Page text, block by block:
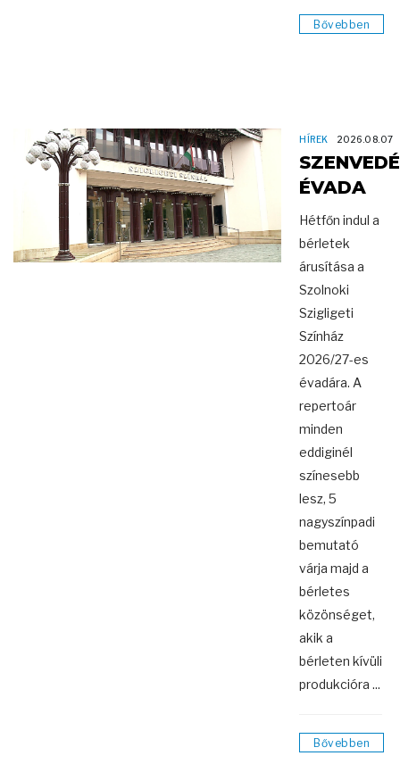
Bővebben
HÍREK 2026.08.07
ÉVADA
Hétfőn indul a
bérletek
árusítása a
Szolnoki
Szigligeti
Színház
2026/27-es
évadára. A
repertoár
minden
eddiginél
színesebb
lesz, 5
nagyszínpadi
bemutató
várja majd a
bérletes
közönséget,
akik a
bérleten kívüli
produkcióra ...
Bővebben